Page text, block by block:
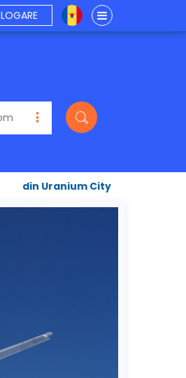
LOGARE
din Uranium City